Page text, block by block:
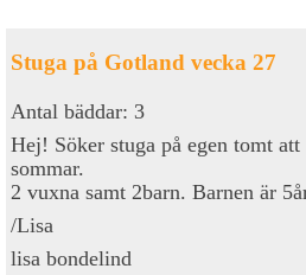
Stuga på Gotland vecka 27
Antal bäddar: 3
Hej! Söker stuga på egen tomt
sommar.
2 vuxna samt 2barn. Barnen är
/Lisa
lisa bondelind